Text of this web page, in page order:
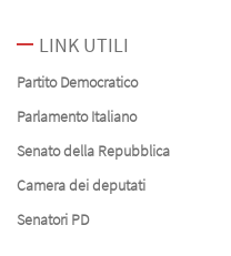
LINK UTILI
Partito Democratico
Parlamento Italiano
Senato della Repubblica
Camera dei deputati
Senatori PD